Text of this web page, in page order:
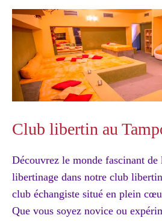
Club libertin au
Découvrez le monde fascinant de
libertinage dans notre club
club échangiste situé en plein
Que vous soyez novice ou